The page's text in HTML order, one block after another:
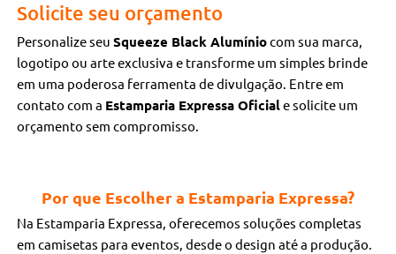
Solicite seu orçamento
Personalize seuSqueeze Black Alumíniocom sua marca,
logotipo ou arte exclusiva e transforme um simples brinde
em uma poderosa ferramenta de divulgação. Entre em
contato com a Estamparia Expressa Oficiale solicite um
orçamento sem compromisso.
Por que Escolher a Estamparia Expressa?
Na Estamparia Expressa, oferecemos soluções completas
em camisetas para eventos, desde o design até a produção.